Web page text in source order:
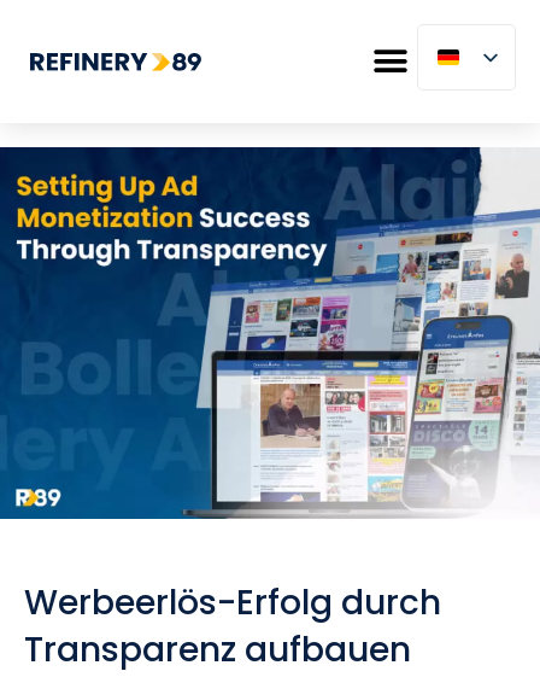
Werbeerlös-Erfolg durch
Transparenz aufbauen